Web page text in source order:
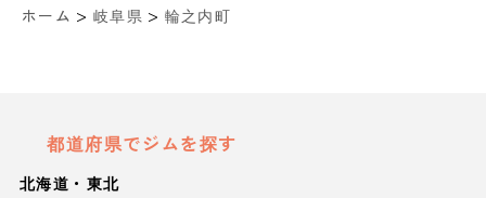
ホーム > 岐阜県 > 輪之内町
都道府県でジムを探す
北海道・東北